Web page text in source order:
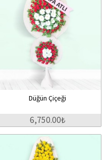
Düğün Çiçeği
6,750.00₺